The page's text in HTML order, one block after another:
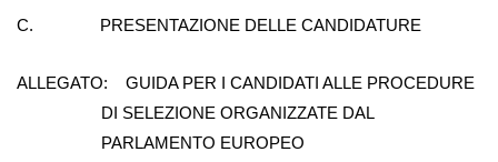
C. PRESENTAZIONE DELLE CANDIDATURE
ALLEGATO: GUIDA PER I CANDIDATI ALLE PROCEDURE
DI SELEZIONE ORGANIZZATE DAL
PARLAMENTO EUROPEO